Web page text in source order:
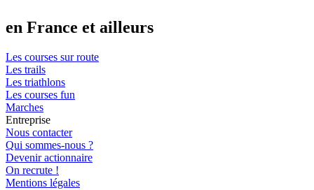
en France et ailleurs
Les courses sur route
Les trails
Les triathlons
Les courses fun
Marches
Entreprise
Nous contacter
Qui sommes-nous ?
Devenir actionnaire
On recrute !
Mentions légales